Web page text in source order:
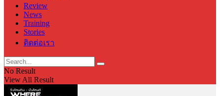
Review
News
Training
Stories
ติดต่อเรา
No Result
View All Result